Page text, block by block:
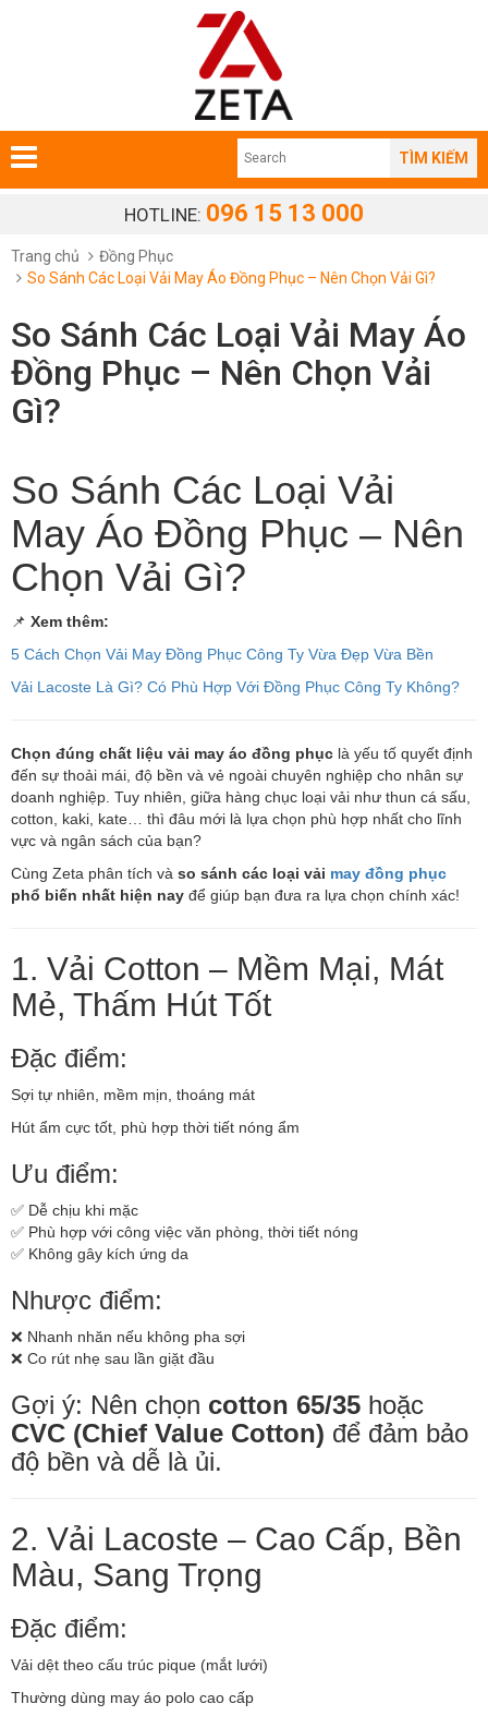
TÌM KIẾM
HOTLINE: 096 15 13 000
Trang chủ
Đồng Phục
So Sánh Các Loại Vải May Áo Đồng Phục – Nên Chọn Vải Gì?
So Sánh Các Loại Vải May Áo
Đồng Phục – Nên Chọn Vải
Gì?
So Sánh Các Loại Vải
May Áo Đồng Phục – Nên
Chọn Vải Gì?
📌 Xem thêm:
5 Cách Chọn Vải May Đồng Phục Công Ty Vừa Đẹp Vừa Bền
Vải Lacoste Là Gì? Có Phù Hợp Với Đồng Phục Công Ty Không?
Chọn đúng chất liệu vải may áo đồng phục là yếu tố quyết định
đến sự thoải mái, độ bền và vẻ ngoài chuyên nghiệp cho nhân sự
doanh nghiệp. Tuy nhiên, giữa hàng chục loại vải như thun cá sấu,
cotton, kaki, kate… thì đâu mới là lựa chọn phù hợp nhất cho lĩnh
vực và ngân sách của bạn?
Cùng Zeta phân tích và so sánh các loại vải may đồng phục
phổ biến nhất hiện nay để giúp bạn đưa ra lựa chọn chính xác!
1. Vải Cotton – Mềm Mại, Mát
Mẻ, Thấm Hút Tốt
Đặc điểm:
Sợi tự nhiên, mềm mịn, thoáng mát
Hút ẩm cực tốt, phù hợp thời tiết nóng ẩm
Ưu điểm:
✅ Dễ chịu khi mặc
✅ Phù hợp với công việc văn phòng, thời tiết nóng
✅ Không gây kích ứng da
Nhược điểm:
❌ Nhanh nhăn nếu không pha sợi
❌ Co rút nhẹ sau lần giặt đầu
Gợi ý: Nên chọn cotton 65/35 hoặc
CVC (Chief Value Cotton) để đảm bảo
độ bền và dễ là ủi.
2. Vải Lacoste – Cao Cấp, Bền
Màu, Sang Trọng
Đặc điểm:
Vải dệt theo cấu trúc pique (mắt lưới)
Thường dùng may áo polo cao cấp